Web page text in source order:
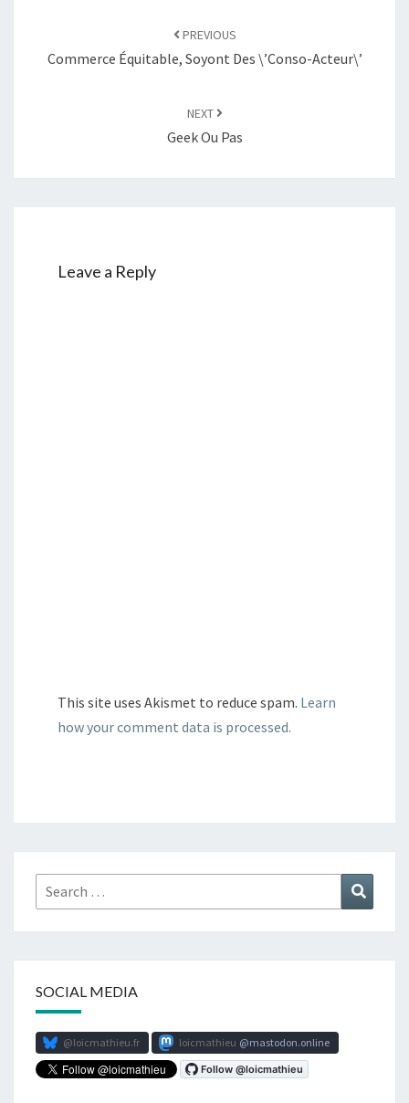
PREVIOUS
Commerce Équitable, Soyont Des \’conso-Acteur\’
NEXT
Geek Ou Pas
Leave a Reply
This site uses Akismet to reduce spam. Learn
how your comment data is processed.
Search
for:
SOCIAL MEDIA
@loicmathieu.fr loicmathieu mastodon.online